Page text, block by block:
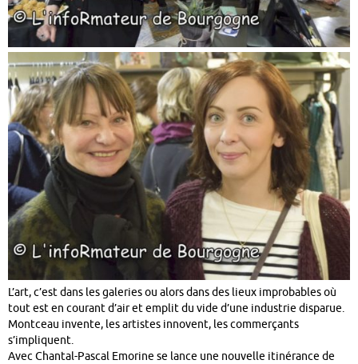
L’art, c’est dans les galeries ou alors dans des lieux improbables où
tout est en courant d’air et emplit du vide d’une industrie disparue.
Montceau invente, les artistes innovent, les commerçants
s’impliquent.
Avec Chantal-Pascal Emorine se lance une nouvelle itinérance de